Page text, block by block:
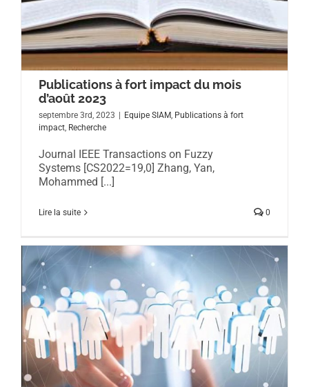
Publications à fort impact du mois
d’août 2023
septembre 3rd, 2023 Equipe SIAM, Publications à fort
impact, Recherche
Journal IEEE Transactions on Fuzzy
Systems [CS2022=19,0] Zhang, Yan,
Mohammed [...]
Lire la suite 0